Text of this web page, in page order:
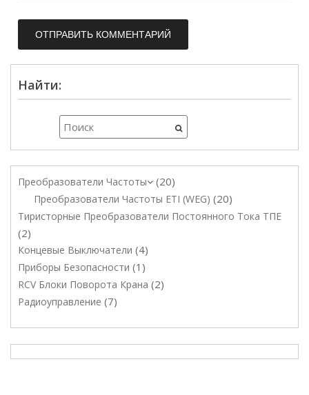
Найти:
Преобразователи Частоты 20
Преобразователи Частоты ETI (WEG) 20
Тиристорные Преобразователи Постоянного Тока ТПЕ
2
Концевые Выключатели 4
Приборы Безопасности 1
RCV Блоки Поворота Крана 2
Радиоуправление 7